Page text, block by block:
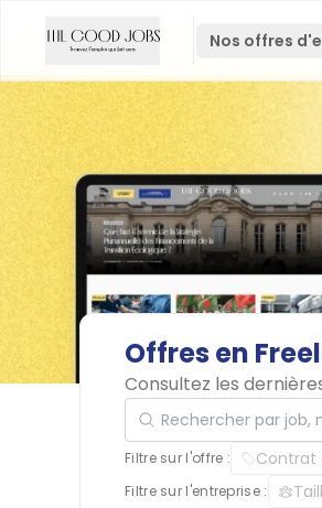
Nos offres
Offres en
Consultez les
Rechercher par job,
Filtre sur l'offre : Contrat
Filtre sur l'entreprise :